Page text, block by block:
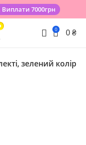
7000грн
0 0 ₴
зелений колір